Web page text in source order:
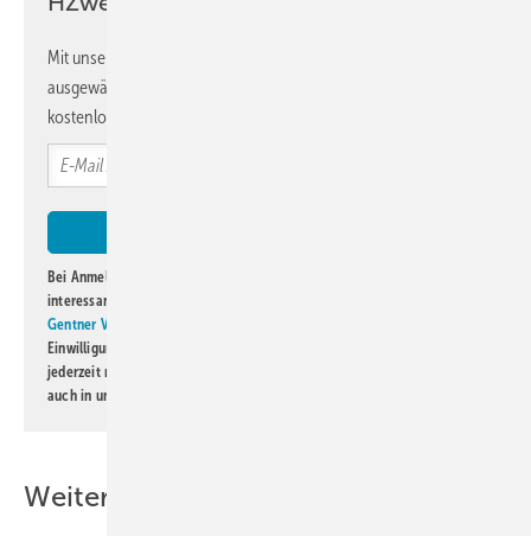
Mit unserem Newsletter erhalten Sie regelmäßig von uns
ausgewählte Informationen und Neuigkeiten, gebündelt und
kostenlos direkt ins Postfach.
Bei Anmeldung zu diesem Newsletter bin ich damit einverstanden, über
interessante Verlags- und Online-Angebote
Gentner Verlag GmbH & Co. KG
Einwilligung kann ich jederzeit widerrufen und eine Abmeldung ist
jederzeit möglich. Informationen zum Umgang mit Daten finden Sie
auch in unserer
Weitere Inhalte